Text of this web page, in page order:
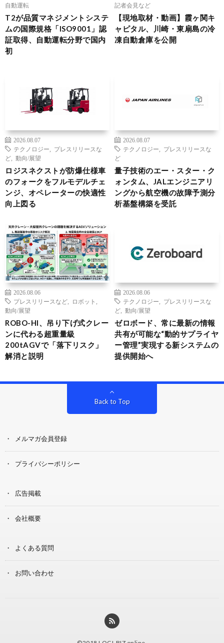
自動運転
T2が品質マネジメントシステ
ムの国際規格「ISO9001」認
証取得、自動運転分野で国内
初
記者会見など
【現地取材・動画】霞ヶ関キ
ャピタル、川崎・東扇島の冷
凍自動倉庫を公開
2026.08.07
テクノロジー
プレスリリースな
ど
動向/展望
ロジスネクストが防爆仕様車
のフォークをフルモデルチェ
ンジ、オペレーターの快適性
向上図る
2026.08.07
テクノロジー
プレスリリースな
ど
量子技術のエー・スター・ク
ォンタム、JALエンジニアリ
ングから航空機の故障予測分
析基盤構築を受託
2026.08.06
プレスリリースなど
ロボット
動向/展望
ROBO-HI、吊り下げ式クレー
ンに代わる超重量級
200tAGVで「落下リスク」
解消と説明
2026.08.06
テクノロジー
プレスリリースな
ど
動向/展望
ゼロボード、常に最新の情報
共有が可能な“動的サプライヤ
ー管理”実現する新システムの
提供開始へ
Back to Top
メルマガ会員登録
プライバシーポリシー
広告掲載
会社概要
よくある質問
お問い合わせ